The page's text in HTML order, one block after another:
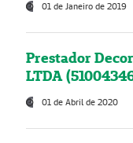
01 de Janeiro de 2019
Prestador
LTDA
01 de Abril de 2020